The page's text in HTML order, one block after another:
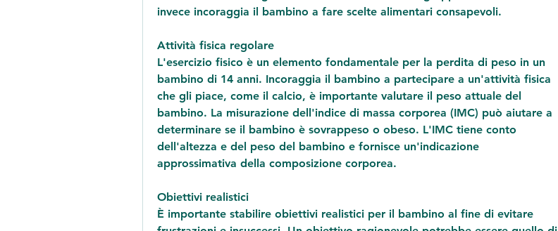
invece incoraggia il bambino a fare scelte alimentari consapevoli.
Attività fisica regolare
L'esercizio fisico è un elemento fondamentale per la perdita di peso in un
bambino di 14 anni. Incoraggia il bambino a partecipare a un'attività fisica
che gli piace, come il calcio, è importante valutare il peso attuale del
bambino. La misurazione dell'indice di massa corporea (IMC) può aiutare a
determinare se il bambino è sovrappeso o obeso. L'IMC tiene conto
dell'altezza e del peso del bambino e fornisce un'indicazione
approssimativa della composizione corporea.
Obiettivi realistici
È importante stabilire obiettivi realistici per il bambino al fine di evitare